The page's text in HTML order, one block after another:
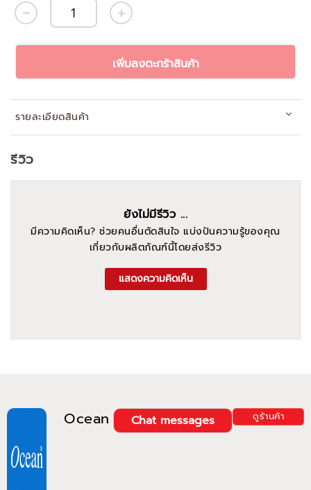
เพิ่มลงตะกร้าสินค้า
รายละเอียดสินค้า
Ocean ดูร้านค้า
Chat messages
รีวิว
ยังไม่มีรีวิว ...
มีความคิดเห็น? ช่วยคนอื่นตัดสินใจ แบ่งปันความรู้ของคุณ
เกี่ยวกับผลิตภัณฑ์นี้โดยส่งรีวิว
แสดงความคิดเห็น